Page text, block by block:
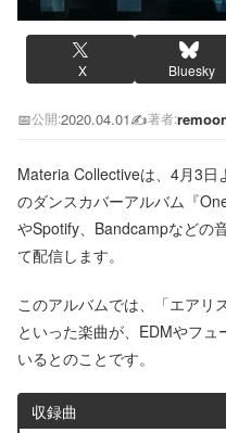
X Bluesky
📅公開:2020.04.01✍️著者:
Materia Collectiveは、4月3日
のダンスカバーアルバム『
やSpotify、Bandcampなどの
て配信します。
このアルバムでは、「エアリ
といった楽曲が、EDMやフ
いるとのことです。
収録曲